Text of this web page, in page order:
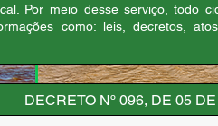
Por meio desse serviço, todo
como: leis, decretos,
DECRETO Nº 096, DE 05